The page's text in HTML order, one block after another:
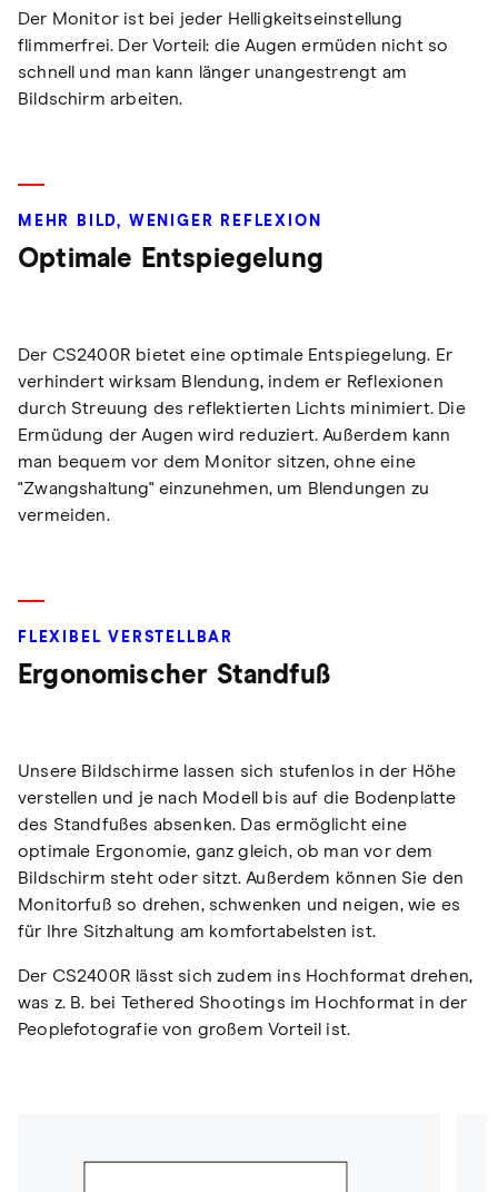
Der Monitor ist bei jeder Helligkeitseinstellung
flimmerfrei. Der Vorteil: die Augen ermüden nicht so
schnell und man kann länger unangestrengt am
Bildschirm arbeiten.
MEHR BILD, WENIGER REFLEXION
Optimale Entspiegelung
Der CS2400R bietet eine optimale Entspiegelung. Er
verhindert wirksam Blendung, indem er Reflexionen
durch Streuung des reflektierten Lichts minimiert. Die
Ermüdung der Augen wird reduziert. Außerdem kann
man bequem vor dem Monitor sitzen, ohne eine
"Zwangshaltung" einzunehmen, um Blendungen zu
vermeiden.
FLEXIBEL VERSTELLBAR
Ergonomischer Standfuß
Unsere Bildschirme lassen sich stufenlos in der Höhe
verstellen und je nach Modell bis auf die Bodenplatte
des Standfußes absenken. Das ermöglicht eine
optimale Ergonomie, ganz gleich, ob man vor dem
Bildschirm steht oder sitzt. Außerdem können Sie den
Monitorfuß so drehen, schwenken und neigen, wie es
für Ihre Sitzhaltung am komfortabelsten ist.
Der CS2400R lässt sich zudem ins Hochformat drehen,
was z. B. bei Tethered Shootings im Hochformat in der
Peoplefotografie von großem Vorteil ist.